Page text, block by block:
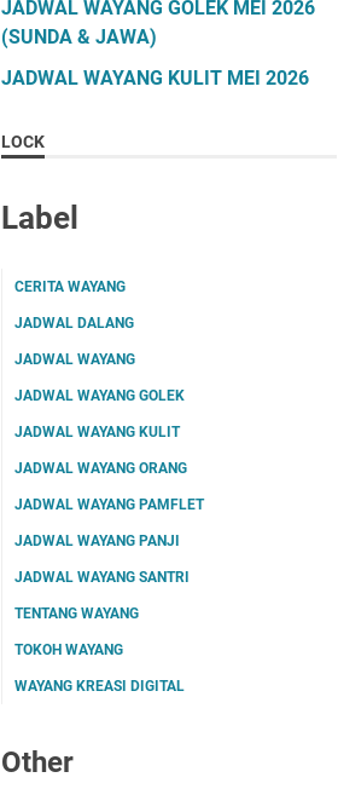
JADWAL WAYANG GOLEK MEI 2026
(SUNDA & JAWA)
JADWAL WAYANG KULIT MEI 2026
LOCK
Label
CERITA WAYANG
JADWAL DALANG
JADWAL WAYANG
JADWAL WAYANG GOLEK
JADWAL WAYANG KULIT
JADWAL WAYANG ORANG
JADWAL WAYANG PAMFLET
JADWAL WAYANG PANJI
JADWAL WAYANG SANTRI
TENTANG WAYANG
TOKOH WAYANG
WAYANG KREASI DIGITAL
Other